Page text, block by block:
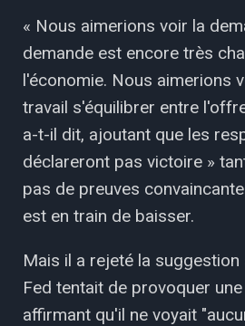
« Nous aimerions voir la
demande est encore très
l'économie. Nous aimerions
travail s'équilibrer entre
a-t-il dit, ajoutant que les
déclareront pas victoire »
pas de preuves
est en train de baisser.
Mais il a rejeté la suggestion
Fed tentait de provoquer
affirmant qu'il ne voyait